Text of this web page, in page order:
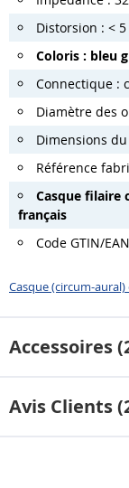
Distorsion : < 5
Coloris : bleu
Connectique :
Diamètre des
Dimensions
Référence
Casque filaire
français
Code GTIN/
Casque (circum-aural)
Accessoires
Avis Clients